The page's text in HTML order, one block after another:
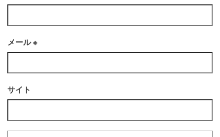
メール※
サイト